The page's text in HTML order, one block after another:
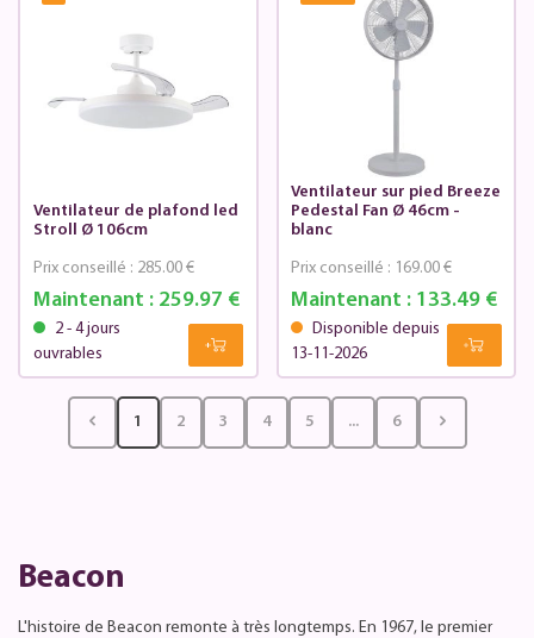
Ventilateur de plafond led
Stroll Ø 106cm
Maintenant :259.97 €
Prix conseillé : 285.00 €
2 - 4 jours
ouvrables
Ventilateur sur pied Breeze
Pedestal Fan Ø 46cm -
blanc
Maintenant : 133.49 €
Prix conseillé : 169.00 €
Disponible depuis
13-11-2026
1 2 3 4 5 ... 6
Beacon
L'histoire de Beacon remonte à très longtemps. En 1967, le premier